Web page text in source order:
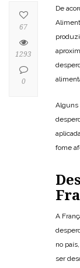
De
Alguns
fome
A
no
ser
67
1293
0